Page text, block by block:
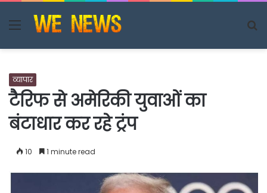
Menu
व्यापार
टैरिफ से अमेरिकी युवाओं का
बंटाधार कर रहे ट्रंप
10 1 minute read